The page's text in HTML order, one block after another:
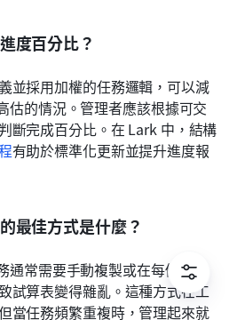
度百分比？
並採用加權的任務邏輯，可以減
估的情況。管理者應該根據可交
斷完成百分比。在 Lark 中，結構
有助於標準化更新並提升進度報
最佳方式是什麼？
常需要手動複製或在每個週期
試算表變得雜亂。這種方式在工
當任務頻繁重複時，管理起來就